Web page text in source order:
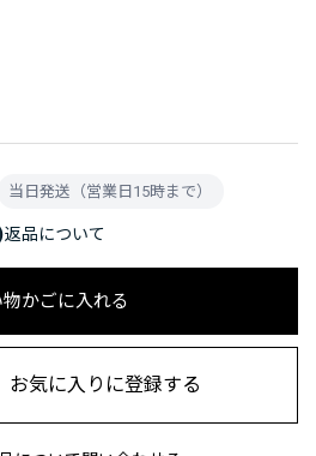
物かごに入れる
お気に入りに登録する
当日発送（営業日15時まで）
返品について